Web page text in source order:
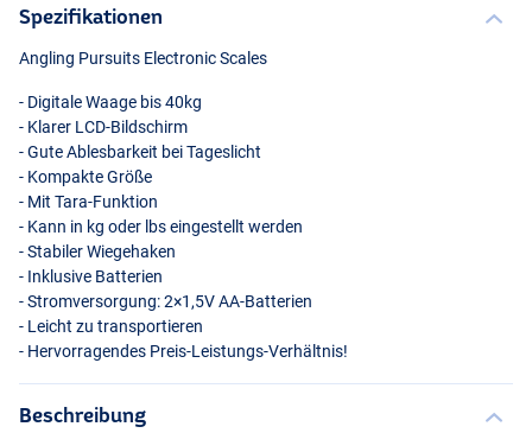
Spezifikationen
Angling Pursuits Electronic Scales
- Digitale Waage bis 40kg
- Klarer LCD-Bildschirm
- Gute Ablesbarkeit bei Tageslicht
- Kompakte Größe
- Mit Tara-Funktion
- Kann in kg oder lbs eingestellt werden
- Stabiler Wiegehaken
- Inklusive Batterien
- Stromversorgung: 2×1,5V AA-Batterien
- Leicht zu transportieren
- Hervorragendes Preis-Leistungs-Verhältnis!
Beschreibung